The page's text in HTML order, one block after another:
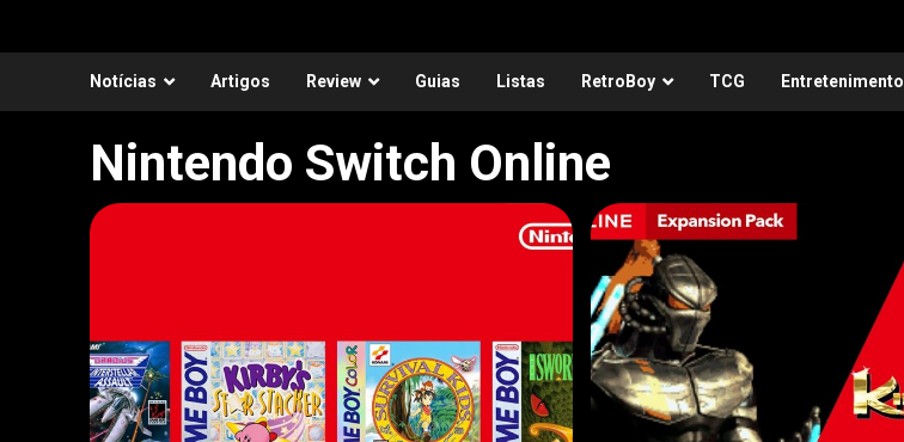
Notícias Artigos Review Guias Listas RetroBoy TCG Entretenimento
Nintendo Switch Online